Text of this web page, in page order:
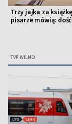
Trzy jajka za
pisarze mówią:
TVP WILNO